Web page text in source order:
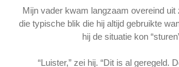
Mijn vader kwam langzaam overeind uit
die typische blik die hij altijd gebruikte
hij de situatie kon
“Luister,” zei hij. “Dit is al geregeld.